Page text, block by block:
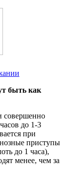
быть как
совершенно
до 1-3
при
приступы
до 1 часа),
менее, чем за